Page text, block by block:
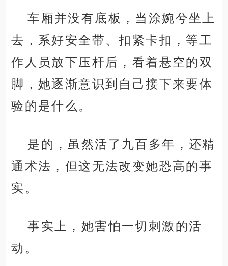
车厢并没有底板，当涂婉兮坐上
去，系好安全带、扣紧卡扣，等工
作人员放下压杆后，看着悬空的双
脚，她逐渐意识到自己接下来要体
验的是什么。
是的，虽然活了九百多年，还精
通术法，但这无法改变她恐高的事
实。
事实上，她害怕一切刺激的活
动。